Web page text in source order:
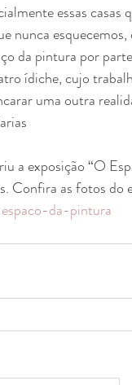
essas casas
da pintura por
ídiche, cujo
uma outra
a exposição “O
Confira as fotos do
da-pintura